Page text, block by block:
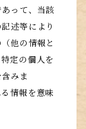
って、当該
述等により
他の情報と
定の個人を
みま
情報を意味